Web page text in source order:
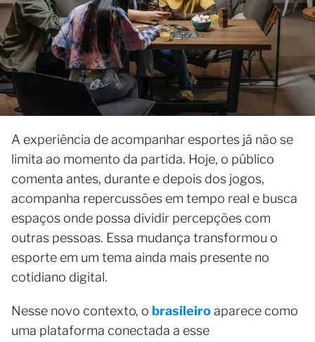
A experiência de acompanhar esportes já não se
limita ao momento da partida. Hoje, o público
comenta antes, durante e depois dos jogos,
acompanha repercussões em tempo real e busca
espaços onde possa dividir percepções com
outras pessoas. Essa mudança transformou o
esporte em um tema ainda mais presente no
cotidiano digital.
Nesse novo contexto, o brasileiroaparece como
uma plataforma conectada a esse